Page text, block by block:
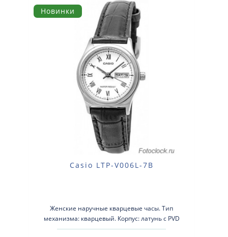
Новинки
Casio LTP-V006L-7B
Женские наручные кварцевые часы. Тип
механизма: кварцевый. Корпус: латунь с PVD
покрытием Р..